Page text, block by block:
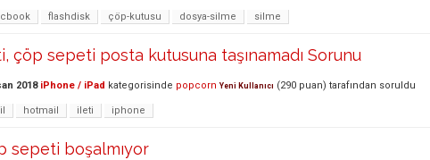
flashdisk çöp-kutusu dosya-silme silme
çöp sepeti posta kutusuna taşınamadı Sorunu
2018 iPhone / iPad kategorisinde popcorn Yeni Kullanıcı (290 puan) tarafından soruldu
hotmail ileti iphone
sepeti boşalmıyor